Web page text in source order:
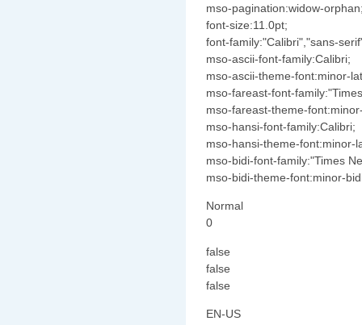
mso-pagination:widow-
font-size:11.0pt;
font-family:"Calibri","sans-
mso-ascii-font-family:Calibri;
mso-ascii-theme-font:minor-
mso-fareast-font-
mso-fareast-theme-
mso-hansi-font-family:Calibri;
mso-hansi-theme-font:minor-
mso-bidi-font-family:"Times
mso-bidi-theme-font:minor-
Normal
0
false
false
false
EN-US